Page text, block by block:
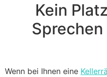
Kein
Sprechen
Wenn bei Ihnen eine